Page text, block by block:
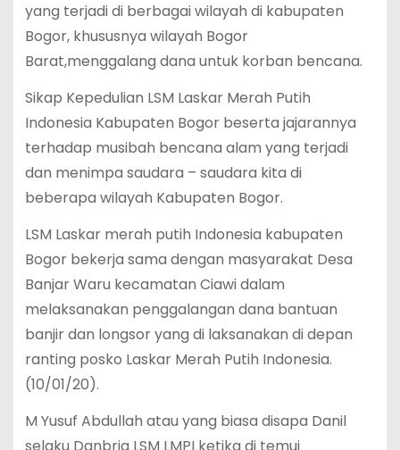
yang terjadi di berbagai wilayah di kabupaten
Bogor, khususnya wilayah Bogor
Barat,menggalang dana untuk korban bencana.
Sikap Kepedulian LSM Laskar Merah Putih
Indonesia Kabupaten Bogor beserta jajarannya
terhadap musibah bencana alam yang terjadi
dan menimpa saudara – saudara kita di
beberapa wilayah Kabupaten Bogor.
LSM Laskar merah putih Indonesia kabupaten
Bogor bekerja sama dengan masyarakat Desa
Banjar Waru kecamatan Ciawi dalam
melaksanakan penggalangan dana bantuan
banjir dan longsor yang di laksanakan di depan
ranting posko Laskar Merah Putih Indonesia.
(10/01/20).
M Yusuf Abdullah atau yang biasa disapa Danil
selaku Danbrig LSM LMPI ketika di temui